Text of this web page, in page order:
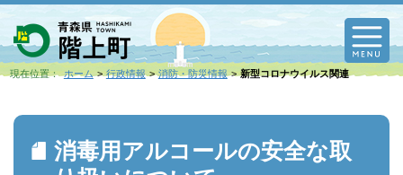
現在位置： ホーム 行政情報 消防・防災情報 新型コロナウイルス関連
消毒用アルコールの安全な取